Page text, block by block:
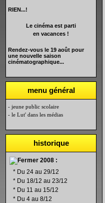
RIEN...!
Le cinéma est parti
en vacances !
Rendez-vous le 19 août pour
une nouvelle saison
cinématographique...
menu général
- jeune public scolaire
- le Lut' dans les médias
historique
2008 :
* Du 24 au 29/12
* Du 18/12 au 23/12
* Du 11 au 15/12
* Du 4 au 8/12